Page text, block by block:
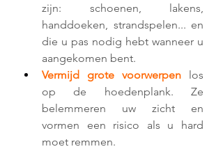
zijn: schoenen, lakens,
handdoeken, strandspelen... en
die u pas nodig hebt wanneer u
aangekomen bent.
Vermijd grote voorwerpen los
op de hoedenplank. Ze
belemmeren uw zicht en
vormen een risico als u hard
moet remmen.